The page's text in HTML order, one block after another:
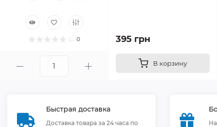
0 395 грн
В корзину
Быстрая доставка
Доставка товара за 24 часа по